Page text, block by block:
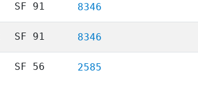
SF 91 8346
SF 91 8346
SF 56 2585